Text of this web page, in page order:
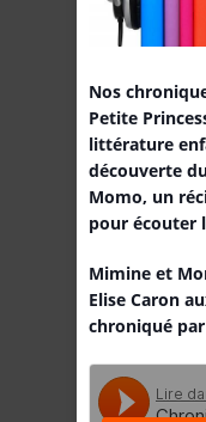
Nos
Petite
littérature
découverte
Momo, un
pour écouter
Mimine et
Elise Caron
chroniqué